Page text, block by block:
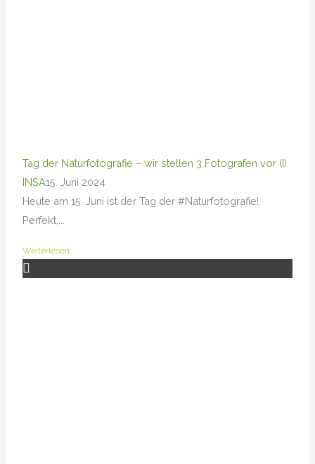
Tag der Naturfotografie – wir stellen 3 Fotografen vor (I)
INSA15. Juni 2024
Heute am 15. Juni ist der Tag der #Naturfotografie!
Perfekt,...
Weiterlesen